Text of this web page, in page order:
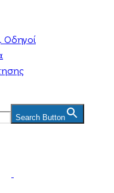
Οδηγοί
Search Button